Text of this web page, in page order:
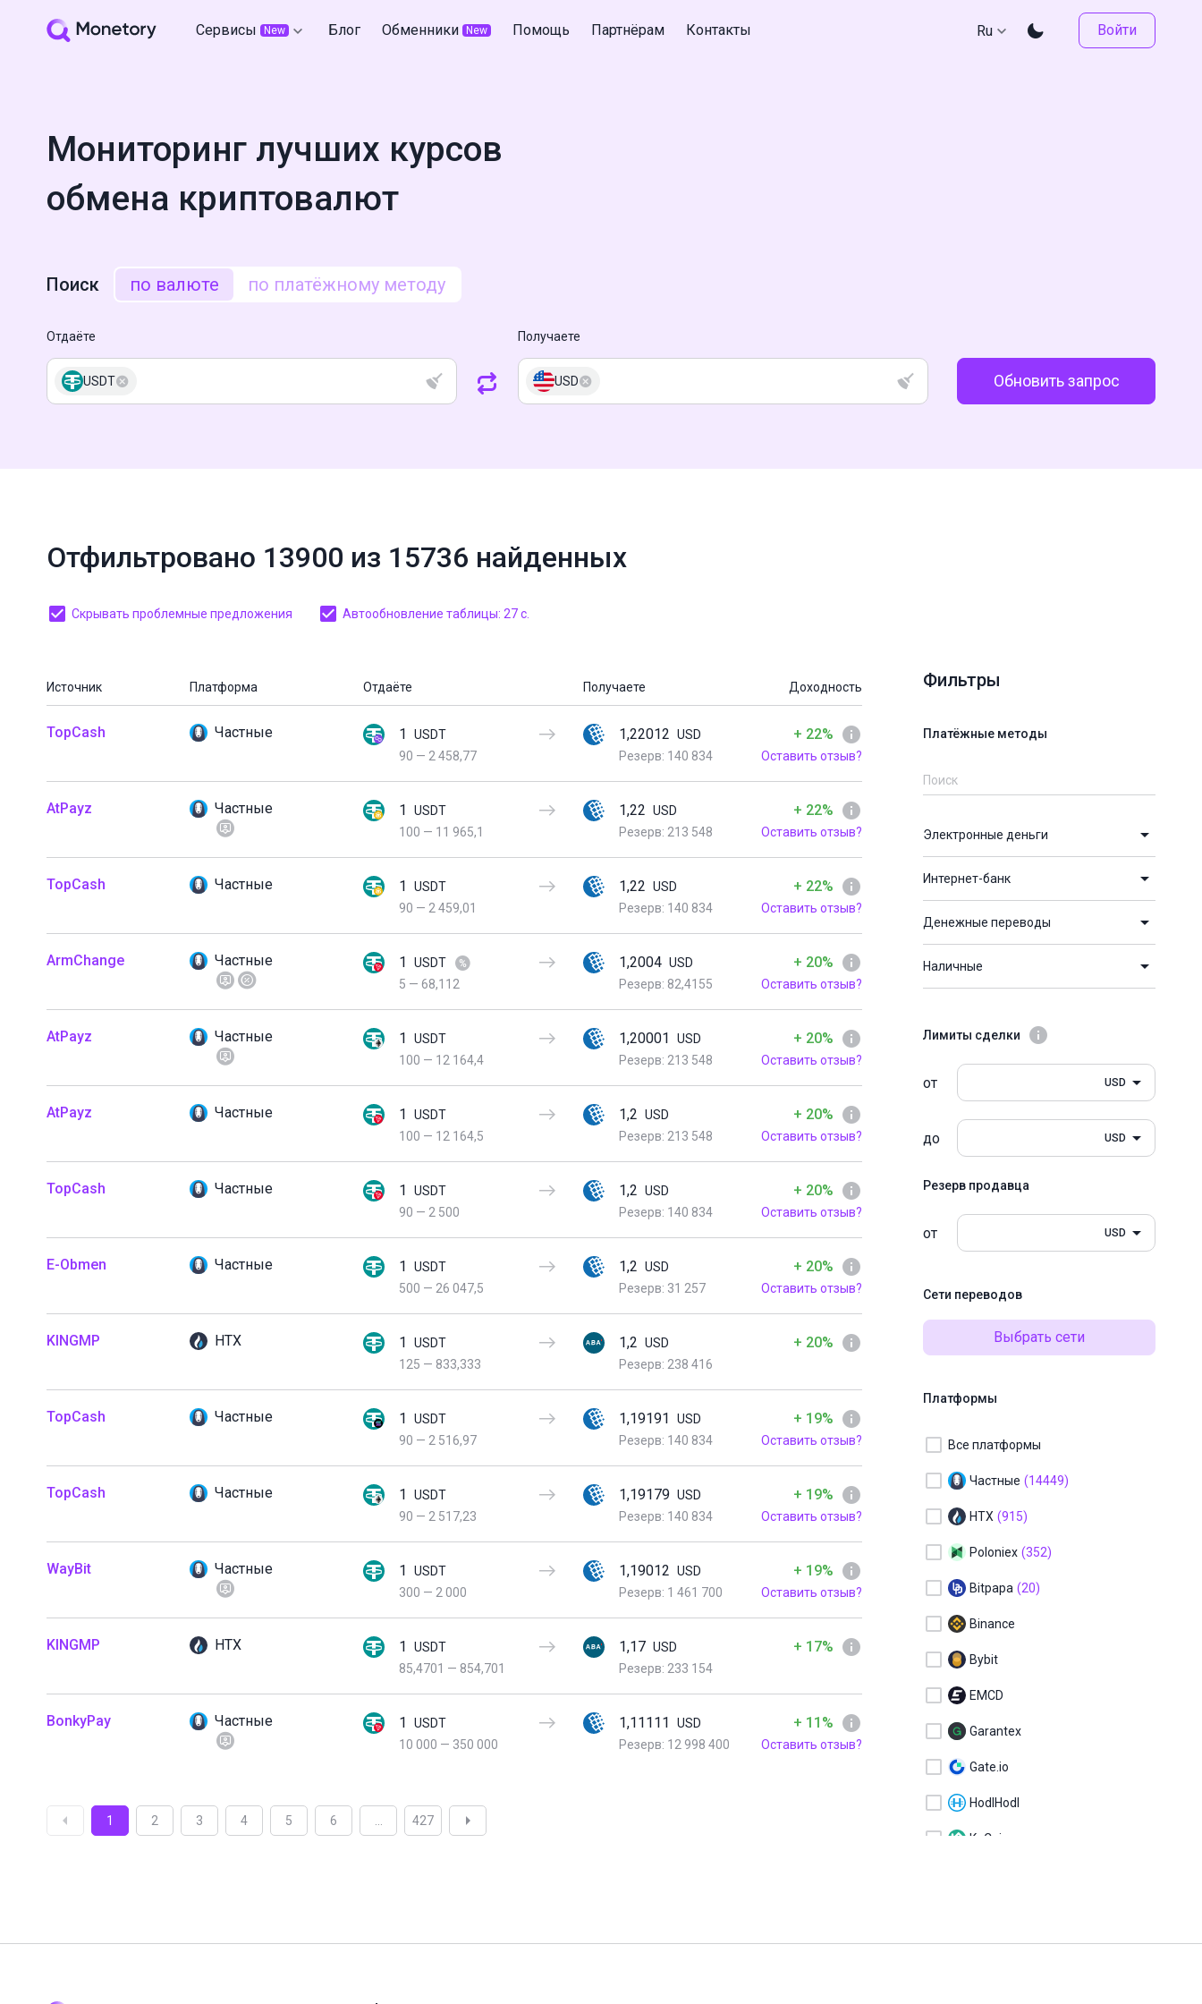
Сервисы New Блог Обменники New Помощь Партнёрам Контакты Ru Войти
Мониторинг лучших курсов
обмена криптовалют
Поиск по валюте по платёжному методу
Отдаёте
USDT
Получаете
USD Обновить запрос
Отфильтровано 13900 из 15736 найденных
Скрывать проблемные предложения Автообновление таблицы: 27 с.
Источник Платформа Отдаёте Получаете Доходность
TopCash Частные 1
USDT
90 — 2 458,77
1,22012 USD
Резерв: 140 834
+ 22%
Оставить отзыв?
AtPayz Частные 1
USDT
100 — 11 965,1
1,22 USD
Резерв: 213 548
+ 22%
Оставить отзыв?
TopCash Частные 1
USDT
90 — 2 459,01
1,22 USD
Резерв: 140 834
+ 22%
Оставить отзыв?
ArmChange Частные 1
USDT
5 — 68,112
1,2004 USD
Резерв: 82,4155
+ 20%
Оставить отзыв?
AtPayz Частные 1
USDT
100 — 12 164,4
1,20001
USD
Резерв: 213 548
+ 20%
Оставить отзыв?
AtPayz Частные 1
USDT
100 — 12 164,5
1,2 USD
Резерв: 213 548
+ 20%
Оставить отзыв?
TopCash Частные 1
USDT
90 — 2 500
1,2 USD
Резерв: 140 834
+ 20%
Оставить отзыв?
E-Obmen Частные 1
USDT
500 — 26 047,5
1,2 USD
Резерв: 31 257
+ 20%
Оставить отзыв?
KINGMP HTX 1
USDT
125 — 833,333
1,2 USD
Резерв: 238 416
+ 20%
TopCash Частные 1
USDT
90 — 2 516,97
1,19191
USD
Резерв: 140 834
+ 19%
Оставить отзыв?
TopCash Частные 1
USDT
90 — 2 517,23
1,19179 USD
Резерв: 140 834
+ 19%
Оставить отзыв?
WayBit Частные 1
USDT
300 — 2 000
1,19012 USD
Резерв: 1 461 700
+ 19%
Оставить отзыв?
KINGMP HTX 1
USDT
85,4701 — 854,701
1,17 USD
Резерв: 233 154
+ 17%
BonkyPay Частные 1
USDT
10 000 — 350 000
1,11111
USD
Резерв: 12 998 400
+ 11%
Оставить отзыв?
1 2 3 4 5 6 427
Фильтры
Платёжные методы
Электронные деньги
Интернет-банк
Денежные переводы
Наличные
Лимиты сделки
от USD
до USD
Резерв продавца
от USD
Сети переводов
Выбрать сети
Платформы
Все платформы
Частные (14449)
HTX (915)
Poloniex (352)
Bitpapa (20)
Binance
Bybit
EMCD
Garantex
Gate.io
HodlHodl
KuCoin
Sigen